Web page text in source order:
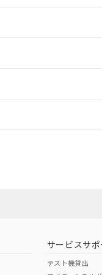
サービスサポ
テスト機貸出